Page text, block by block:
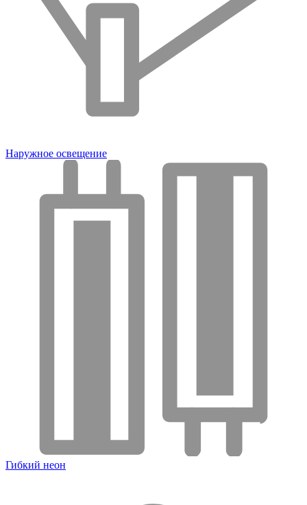
Наружное освещение
Гибкий неон